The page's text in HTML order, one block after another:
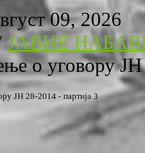
09, 2026
ЈАВНЕ
о уговору ЈН
ЈН 28-2014 - партија 3